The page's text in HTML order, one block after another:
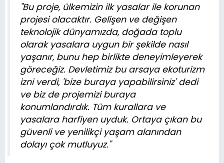
"Bu proje, ülkemizin ilk yasalar ile korunan
projesi olacaktır. Gelişen ve değişen
teknolojik dünyamızda, doğada toplu
olarak yasalara uygun bir şekilde nasıl
yaşanır, bunu hep birlikte deneyimleyerek
göreceğiz. Devletimiz bu arsaya ekoturizm
izni verdi, 'bize buraya yapabilirsiniz' dedi
ve biz de projemizi buraya
konumlandırdık. Tüm kurallara ve
yasalara harfiyen uyduk. Ortaya çıkan bu
güvenli ve yenilikçi yaşam alanından
dolayı çok mutluyuz."